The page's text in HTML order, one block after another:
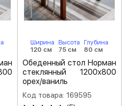
Ширина
120 см
Высота
75 см
Глубина
80 см
Обеденный стол Норман
стеклянный 1200х800
орех/ваниль
Код товара: 169595